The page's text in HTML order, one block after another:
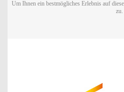
Um Ihnen ein bestmögliches Erlebnis auf